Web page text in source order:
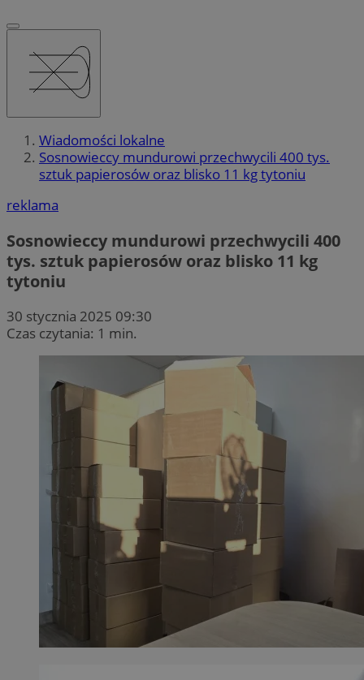
Wiadomości lokalne
Sosnowieccy mundurowi przechwycili 400 tys.
sztuk papierosów oraz blisko 11 kg tytoniu
reklama
Sosnowieccy mundurowi przechwycili 400
tys. sztuk papierosów oraz blisko 11 kg
tytoniu
30 stycznia 2025 09:30
Czas czytania: 1 min.